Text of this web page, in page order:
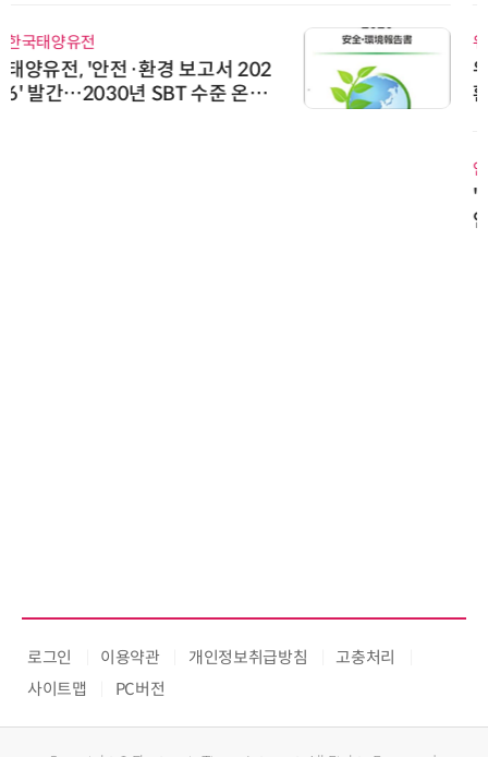
위고페어
위고페어, 서울AI허브 '2026 AI 전
환(AX) 지원사업' 컨소시엄 선정
로그인 이용약관 개인정보취급방침
고충처리
사이트맵
PC버전